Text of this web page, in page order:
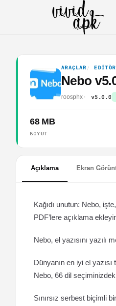
ARAÇLAR
Nebo
roosphx v5.0.0
68 MB
BOYUT
Açıklama Ekran
Kağıdı unutun: Nebo,
PDF’lere açıklama
Nebo, el yazısını yazılı
Dünyanın en iyi el
Nebo, 66 dil
Sınırsız serbest biçimli